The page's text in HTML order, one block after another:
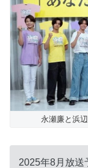
永瀬廉と浜
2025年8月放送